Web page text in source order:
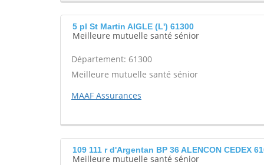
5 pl St Martin AIGLE (L') 61300
Meilleure mutuelle santé sénior
Département: 61300
Meilleure mutuelle santé sénior
MAAF Assurances
109 111 r d'Argentan BP 36 ALENCON CEDEX
Meilleure mutuelle santé sénior